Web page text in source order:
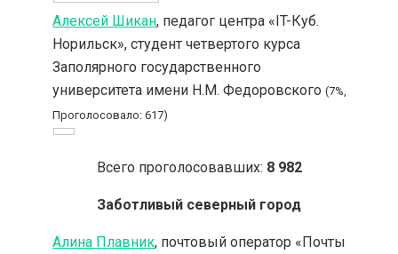
Алексей Шикан, педагог центра «IT-Куб.
Норильск», студент четвертого курса
Заполярного государственного
университета имени Н.М. Федоровского(7%,
Проголосовало: 617)
Всего проголосовавших: 8 982
Заботливый северный город
Алина Плавник, почтовый оператор «Почты